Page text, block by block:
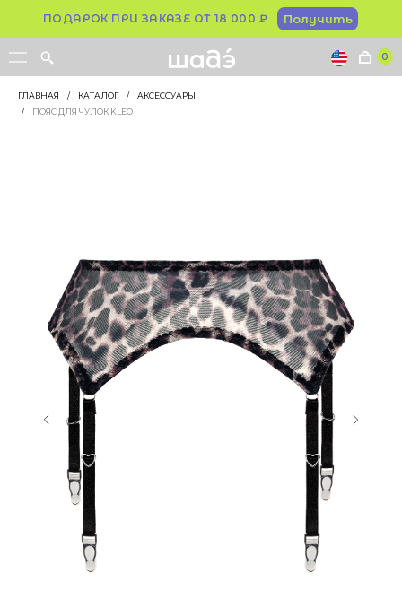
ПОДАРОК ПРИ ЗАКАЗЕ ОТ 18 000 ₽ Получить
0
ГЛАВНАЯ КАТАЛОГ
/ /
АКСЕССУАРЫ
ПОЯС ДЛЯ ЧУЛОК KLEO
/